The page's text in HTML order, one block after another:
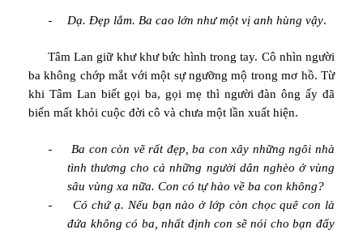
- Dạ. Đẹp lắm. Ba cao lớn như một vị anh hùng vậy.
Tâm Lan giữ khư khư bức hình trong tay. Cô nhìn người
ba không chớp mắt với một sự ngưỡng mộ trong mơ hồ. Từ
khi Tâm Lan biết gọi ba, gọi mẹ thì người đàn ông ấy đã
biến mất khỏi cuộc đời cô và chưa một lần xuất hiện.
-
Ba con còn vẽ rất đẹp, ba con xây những ngôi nhà
tình thương cho cả những người dân nghèo ở vùng
sâu vùng xa nữa. Con có tự hào về ba con không?
-
Có chứ ạ. Nếu bạn nào ở lớp còn chọc quê con là
đứa không có ba, nhất định con sẽ nói cho bạn đấy